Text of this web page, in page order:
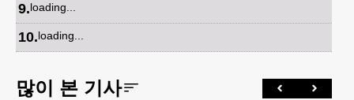
9.loading...
10.loading...
많이 본 기사